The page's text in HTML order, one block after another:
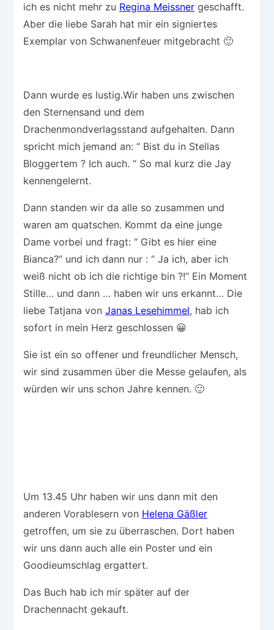
ich es nicht mehr zu Regina Meissner geschafft.
Aber die liebe Sarah hat mir ein signiertes
Exemplar von Schwanenfeuer mitgebracht 🙂
Dann wurde es lustig.Wir haben uns zwischen
den Sternensand und dem
Drachenmondverlagsstand aufgehalten. Dann
spricht mich jemand an: “ Bist du in Stellas
Bloggertem ? Ich auch. “ So mal kurz die Jay
kennengelernt.
Dann standen wir da alle so zusammen und
waren am quatschen. Kommt da eine junge
Dame vorbei und fragt: “ Gibt es hier eine
Bianca?“ und ich dann nur : “ Ja ich, aber ich
weiß nicht ob ich die richtige bin ?!“ Ein Moment
Stille… und dann … haben wir uns erkannt… Die
liebe Tatjana von Janas Lesehimmel, hab ich
sofort in mein Herz geschlossen 😀
Sie ist ein so offener und freundlicher Mensch,
wir sind zusammen über die Messe gelaufen, als
würden wir uns schon Jahre kennen. 🙂
Um 13.45 Uhr haben wir uns dann mit den
anderen Vorablesern von Helena Gäßler
getroffen, um sie zu überraschen. Dort haben
wir uns dann auch alle ein Poster und ein
Goodieumschlag ergattert.
Das Buch hab ich mir später auf der
Drachennacht gekauft.